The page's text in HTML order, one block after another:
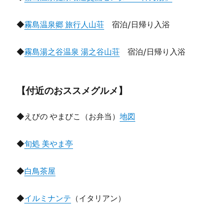
◆霧島温泉郷 旅行人山荘 宿泊/日帰り入浴
◆霧島湯之谷温泉 湯之谷山荘 宿泊/日帰り入浴
【付近のおススメグルメ】
◆えびの やまびこ（お弁当）地図
◆旬処 美やま亭
◆白鳥茶屋
◆イルミナンテ （イタリアン）